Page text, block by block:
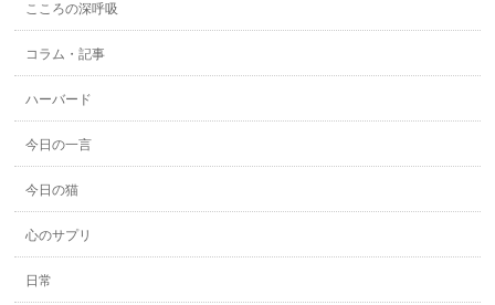
こころの深呼吸
コラム・記事
ハーバード
今日の一言
今日の猫
心のサプリ
日常